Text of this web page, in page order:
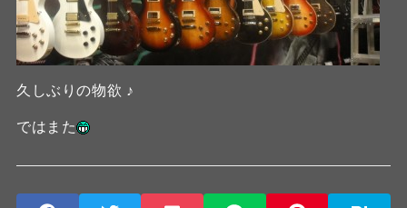
久しぶりの物欲 ♪
ではまた